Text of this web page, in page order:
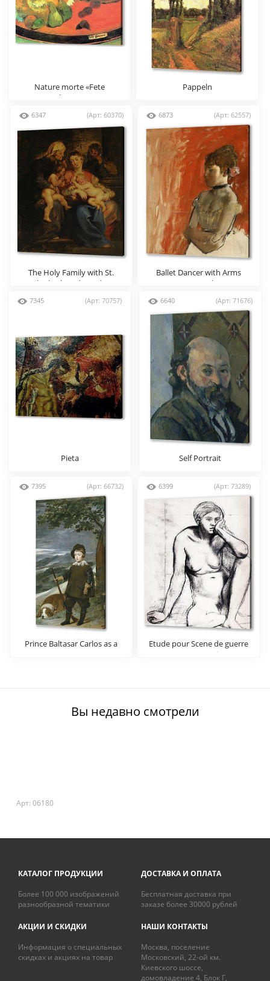
Nature morte «Fete
Gloanec»
Pappeln
6347 (Арт: 60370)
The Holy Family with St.
Elizabeth and St. John
6873 (Арт: 62557)
Ballet Dancer with Arms
Crossed
7345 (Арт: 70757)
Pieta
6640 (Арт: 71676)
Self Portrait
7395 (Арт: 66732)
Prince Baltasar Carlos as a
6399 (Арт: 73289)
Etude pour Scene de guerre
au Moyen Age Dessin Crayon
Вы недавно смотрели
Арт: 06180
КАТАЛОГ ПРОДУКЦИИ
Более 100 000 изображений
разнообразной тематики
ДОСТАВКА И ОПЛАТА
Бесплатная доставка при
заказе более 30000 рублей
АКЦИИ И СКИДКИ
Информация о специальных
скидках и акциях на товар
НАШИ КОНТАКТЫ
Москва, поселение
Московский, 22-ой км.
Киевского шоссе,
домовладение 4, Блок Г,